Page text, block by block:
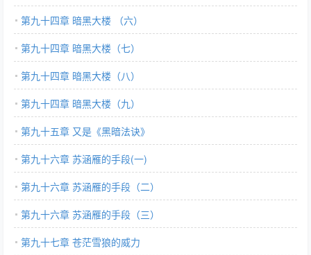
第九十四章 暗黑大楼 （六）
第九十四章 暗黑大楼（七）
第九十四章 暗黑大楼（八）
第九十四章 暗黑大楼（九）
第九十五章 又是《黑暗法诀》
第九十六章 苏涵雁的手段(一)
第九十六章 苏涵雁的手段（二）
第九十六章 苏涵雁的手段（三）
第九十七章 苍茫雪狼的威力